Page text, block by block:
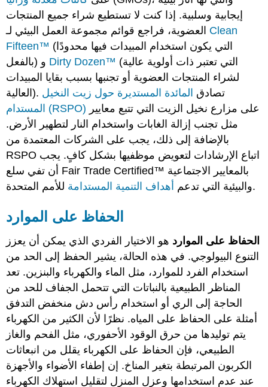
إيجابية وسلبية. إذا كنت لا تستطيع شراء جميع المنتجات
Clean
Fifteen™ (التي يكون استخدام المبيدات فيها محدودًا
Dirty Dozen™ (التي تعتبر ذات أولوية عالية
لشراء المنتجات العضوية أو تجنبها بسبب بقايا المبيدات
العالية). تصادق المائدة المستديرة حول زيت النخيل
المستدام (RSPO)
مثل تجنب إزالة الغابات واستخدام النار لتطهير الأرض.
بالإضافة إلى ذلك، يجب على الشركات المعتمدة من
RSPO اتباع الإرشادات لتعويض موظفيها بشكل كافٍ. يجب
أن تفي سلع Fair Trade Certified™ بالمعايير الاجتماعية
والبيئية التي تدعم أهداف التنمية المستدامة للأمم المتحدة.
الحفاظ على الموارد
الحفاظ على الموارد هو الاختيار الفردي الذي يمكن أن يعزز
التنوع البيولوجي. في هذه الحالة، يشير الحفظ إلى الحد من
استخدام الفرد للموارد، مثل الماء والكهرباء والبنزين. تعد
المناظر الطبيعية بالنباتات التي تتحمل الجفاف للحد من
الحاجة إلى الري أو استخدام رأس دش منخفض التدفق
أمثلة على الحفاظ على المياه. نظرًا لأن الكثير من الكهرباء
يتم توليدها من حرق الوقود الأحفوري، مثل الفحم والغاز
الطبيعي، فإن الحفاظ على الكهرباء يقلل من انبعاثات
الكربون المرتبطة بتغير المناخ. إن إطفاء الأضواء والأجهزة
عند عدم استخدامها وعزل المنزل لتقليل استهلاك الكهرباء